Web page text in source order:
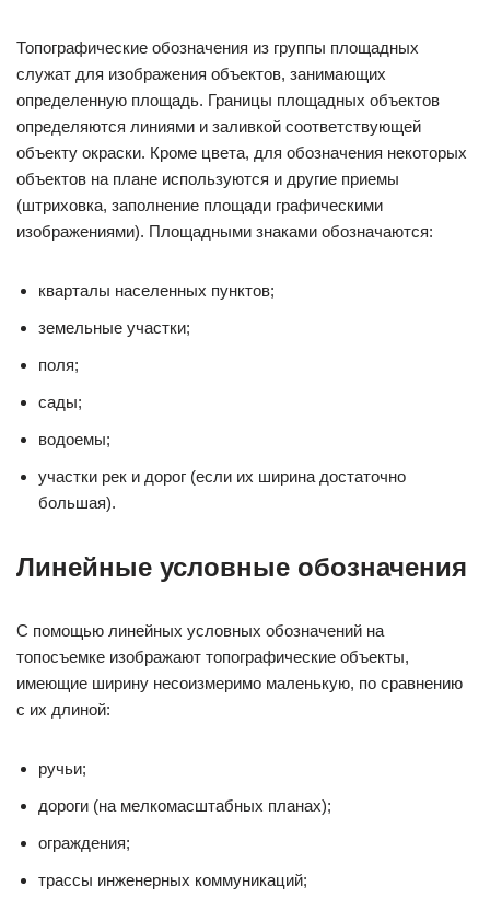
Топографические обозначения из группы площадных
служат для изображения объектов, занимающих
определенную площадь. Границы площадных объектов
определяются линиями и заливкой соответствующей
объекту окраски. Кроме цвета, для обозначения некоторых
объектов на плане используются и другие приемы
(штриховка, заполнение площади графическими
изображениями). Площадными знаками обозначаются:
кварталы населенных пунктов;
земельные участки;
поля;
сады;
водоемы;
участки рек и дорог (если их ширина достаточно
большая).
Линейные условные обозначения
С помощью линейных условных обозначений на
топосъемке изображают топографические объекты,
имеющие ширину несоизмеримо маленькую, по сравнению
с их длиной:
ручьи;
дороги (на мелкомасштабных планах);
ограждения;
трассы инженерных коммуникаций;